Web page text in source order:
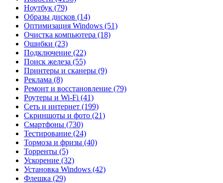
Ноутбук (79)
Образы дисков (14)
Оптимизация Windows (51)
Очистка компьютера (18)
Ошибки (23)
Подключение (22)
Поиск железа (55)
Принтеры и сканеры (9)
Реклама (8)
Ремонт и восстановление (79)
Роутеры и Wi-Fi (41)
Сеть и интернет (199)
Скриншоты и фото (21)
Смартфоны (730)
Тестирование (24)
Тормоза и фризы (40)
Торренты (5)
Ускорение (32)
Установка Windows (42)
Флешка (29)